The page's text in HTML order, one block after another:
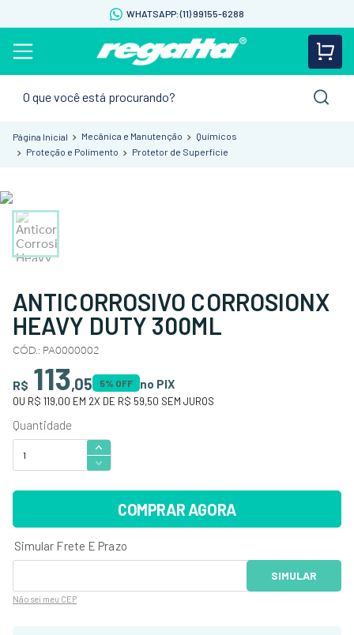
WHATSAPP: (11) 99155-6288
Mecânica e Manutenção
Químicos
Proteção e Polimento
Protetor de Superfície
ANTICORROSIVO CORROSIONX
HEAVY DUTY 300ML
CÓD.: PA0000002
R$ 113,05 5% OFF no PIX
OU R$ 119,00 EM 2X DE R$ 59,50 SEM JUROS
COMPRAR AGORA
Não sei meu CEP